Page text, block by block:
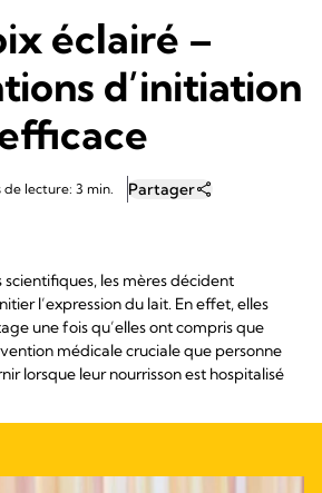
éclairé –
d’initiation
de lecture: 3 min. Partager
scientifiques, les mères décident
l’expression du lait. En effet, elles
une fois qu’elles ont compris que
médicale cruciale que personne
lorsque leur nourrisson est hospitalisé